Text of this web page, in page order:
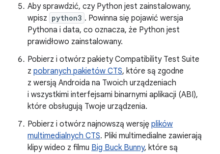
Aby sprawdzić, czy Python jest zainstalowany,
wpisz python3 . Powinna się pojawić wersja
Pythona i data, co oznacza, że Python jest
prawidłowo zainstalowany.
Pobierz i otwórz pakiety Compatibility Test Suite
z pobranych pakietów CTS, które są zgodne
z wersją Androida na Twoich urządzeniach
i wszystkimi interfejsami binarnymi aplikacji (ABI),
które obsługują Twoje urządzenia.
Pobierz i otwórz najnowszą wersję plików
multimedialnych CTS. Pliki multimedialne zawierają
klipy wideo z filmu Big Buck Bunny, które są